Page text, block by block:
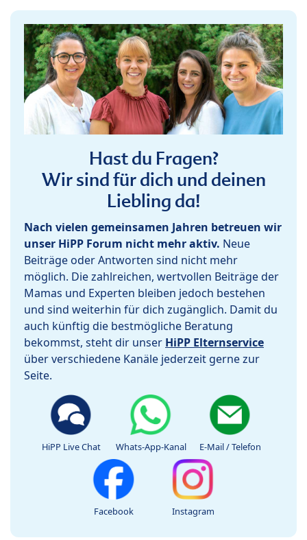
Hast du Fragen?
Wir sind für dich und deinen
Liebling da!
Nach vielen gemeinsamen Jahren betreuen wir
unser HiPP Forum nicht mehr aktiv. Neue
Beiträge oder Antworten sind nicht mehr
möglich. Die zahlreichen, wertvollen Beiträge der
Mamas und Experten bleiben jedoch bestehen
und sind weiterhin für dich zugänglich. Damit du
auch künftig die bestmögliche Beratung
bekommst, steht dir unser HiPP Elternservice
über verschiedene Kanäle jederzeit gerne zur
Seite.
HiPP Live Chat Whats-App-Kanal E-Mail / Telefon
Facebook Instagram